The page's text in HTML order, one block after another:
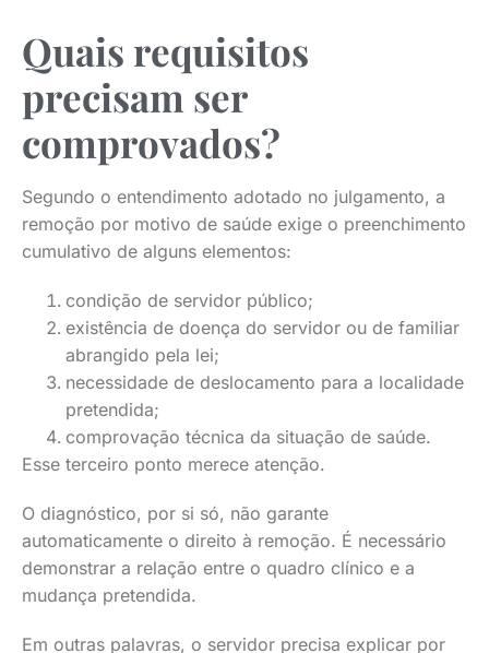
Quais requisitos
precisam ser
comprovados?
Segundo o entendimento adotado no julgamento, a
remoção por motivo de saúde exige o preenchimento
cumulativo de alguns elementos:
condição de servidor público;
existência de doença do servidor ou de familiar
abrangido pela lei;
necessidade de deslocamento para a localidade
pretendida;
comprovação técnica da situação de saúde.
Esse terceiro ponto merece atenção.
O diagnóstico, por si só, não garante
automaticamente o direito à remoção. É necessário
demonstrar a relação entre o quadro clínico e a
mudança pretendida.
Em outras palavras, o servidor precisa explicar por